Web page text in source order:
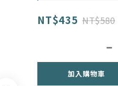
NT$435 NT$580
加入購物車